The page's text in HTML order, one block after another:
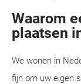
Waarom
plaatsen
We wonen in
fijn om uw eigen